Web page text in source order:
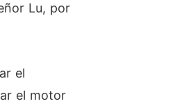
Lu, por
el
el motor